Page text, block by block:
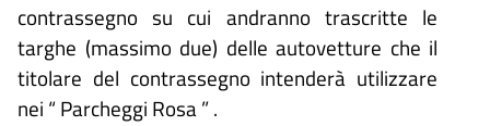
contrassegno su cui andranno trascritte le
targhe (massimo due) delle autovetture che il
titolare del contrassegno intenderà utilizzare
nei “ Parcheggi Rosa ” .